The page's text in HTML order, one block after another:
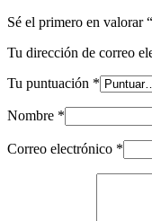
Sé el primero en valorar
Tu dirección de correo
Tu puntuación *
Nombre *
Correo electrónico *